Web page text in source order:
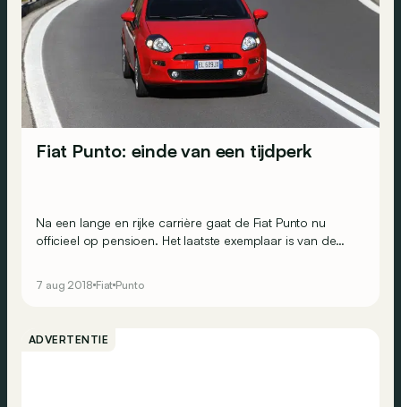
Fiat Punto: einde van een tijdperk
Na een lange en rijke carrière gaat de Fiat Punto nu
officieel op pensioen. Het laatste exemplaar is van de
7 aug 2018 Fiat Punto
ADVERTENTIE